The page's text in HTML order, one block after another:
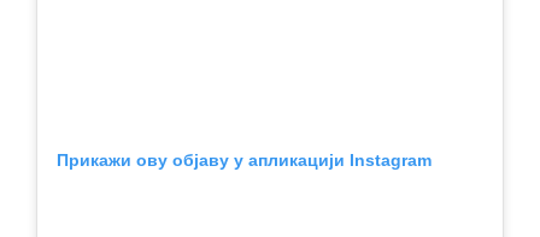
Прикажи ову објаву у апликацији Instagram